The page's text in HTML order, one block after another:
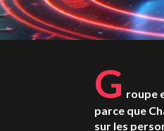
G roupe
parce que
sur les